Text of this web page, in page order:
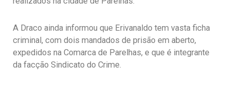
A Draco ainda informou que Erivanaldo tem vasta ficha
criminal, com dois mandados de prisão em aberto,
expedidos na Comarca de Parelhas, e que é integrante
da facção Sindicato do Crime.